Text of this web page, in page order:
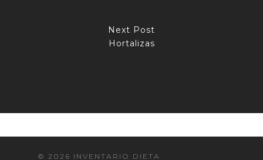
Next Post
Hortalizas
© 2026 INVENTARIO DIETA